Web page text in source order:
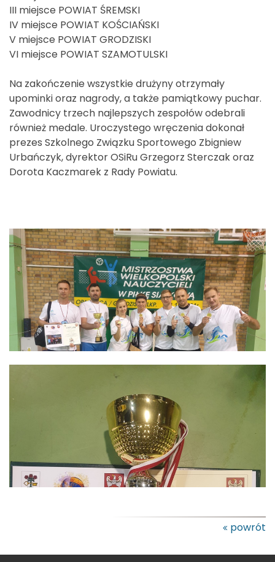
III miejsce POWIAT ŚREMSKI
IV miejsce POWIAT KOŚCIAŃSKI
V miejsce POWIAT GRODZISKI
VI miejsce POWIAT SZAMOTULSKI
Na zakończenie wszystkie drużyny otrzymały
upominki oraz nagrody, a także pamiątkowy puchar.
Zawodnicy trzech najlepszych zespołów odebrali
również medale. Uroczystego wręczenia dokonał
prezes Szkolnego Związku Sportowego Zbigniew
Urbańczyk, dyrektor OSiRu Grzegorz Sterczak oraz
Dorota Kaczmarek z Rady Powiatu.
powrót